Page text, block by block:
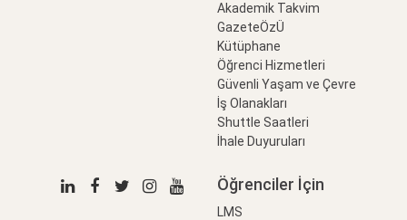
Akademik Takvim
GazeteÖzÜ
Kütüphane
Öğrenci Hizmetleri
Güvenli Yaşam ve Çevre
İş Olanakları
Shuttle Saatleri
İhale Duyuruları
Öğrenciler İçin
LMS